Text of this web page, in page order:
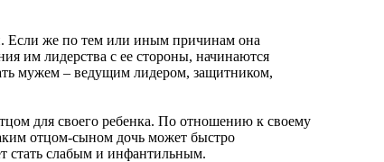
же по тем или иным причинам она
им лидерства с ее стороны, начинаются
мужем – ведущим лидером, защитником,
для своего ребенка. По отношению к своему
отцом-сыном дочь может быстро
стать слабым и инфантильным.